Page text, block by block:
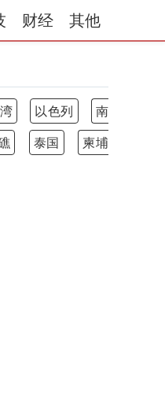
财经 其他
以色列
南
泰国
柬埔